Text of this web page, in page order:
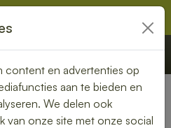
Offerte Bestellen
content en advertenties op
aan te bieden en
We delen ook
van onze site met onze social